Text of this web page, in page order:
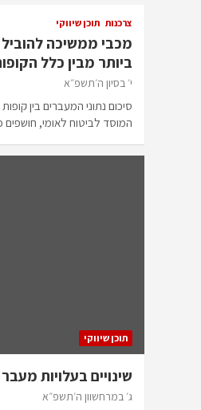
צרכנות תוכן שיווקי
מכבי ממשיכה
ביותר מבין כלל
י׳ בסיון ה׳תשפ״א
המוסד לביטוח לאומי, חושפים
תוכן שיווקי
שינויים בעלויות
ג׳ במרחשוון ה׳תשפ״א